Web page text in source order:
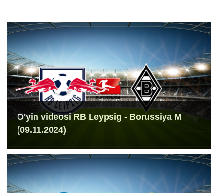
O'yin videosi RB Leypsig - Borussiya M
(09.11.2024)